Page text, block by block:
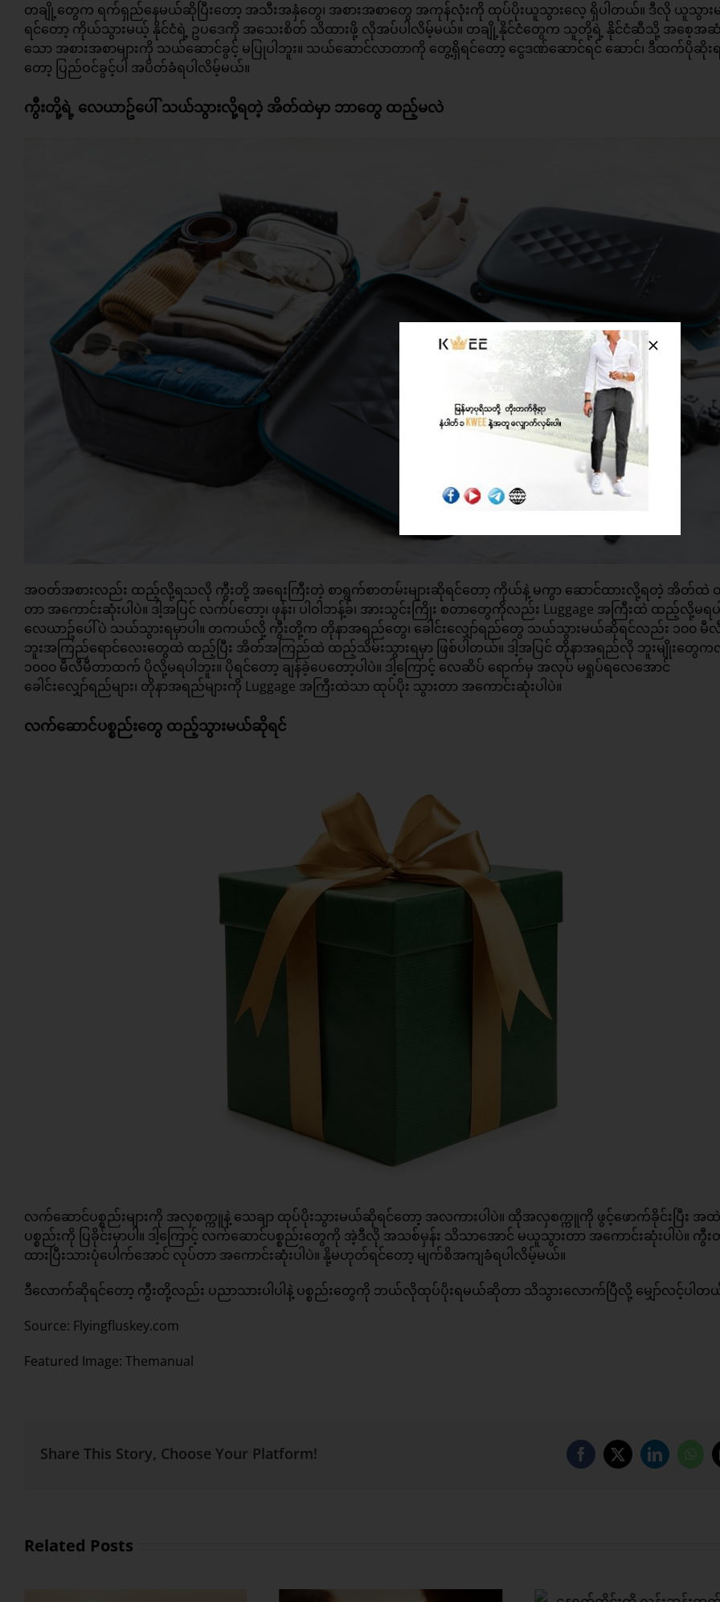
တချို့တွေက ရက်ရှည်နေမယ်ဆိုပြီးတော့ အသီးအနှံတွေ၊ အစားအစာတွေ အကုန်လုံးကို ထုပ်ပိုးယူသွားလေ့ ရှိပါတယ်။ ဒီလို ယူသွာ
ရင်တော့ ကိုယ်သွားမယ့် နိုင်ငံရဲ့ ဥပဒေကို အသေးစိတ် သိထားဖို့ လိုအပ်ပါလိမ့်မယ်။​ တချို့နိုင်ငံတွေက သူတို့ရဲ့ နိုင်ငံဆီသို့ အစေ့အဆံ
သော အစားအစာများကို သယ်ဆောင်ခွင့် မပြုပါဘူး။ သယ်ဆောင်လာတာကို တွေ့ရှိရင်တော့ ငွေဒဏ်ဆောင်ရင် ဆောင်၊ ဒီထက်ပိုဆိုး
တော့ ပြည်ဝင်ခွင့်ပါ အပိတ်ခံရပါလိမ့်မယ်။
ကွီးတို့ရဲ့ လေယာဥ်ပေါ် သယ်သွားလို့ရတဲ့ အိတ်ထဲမှာ ဘာတွေ ထည့်မလဲ
အဝတ်အစားလည်း ထည့်လို့ရသလို ကွီးတို့ အရေးကြီးတဲ့ စာရွက်စာတမ်းများဆိုရင်တော့ ကိုယ်နဲ့ မကွာ ဆောင်ထားလို့ရတဲ့ အိတ်ထဲ
တာ အကောင်းဆုံးပါပဲ။ ဒါ့အပြင် လက်ပ်တော့၊ ဖုန်း၊ ပါဝါဘန့်ခ်၊ အားသွင်းကြိုး စတာတွေကိုလည်း Luggage အကြီးထဲ ထည့်လို့မရပ
လေယာဥ်ပေါ်ပဲ သယ်သွားရမှာပါ။ တကယ်လို့ ကွီးတို့က တိုနာအရည်တွေ၊ ခေါင်းလျှော်ရည်တွေ သယ်သွားမယ်ဆိုရင်လည်း ၁၀၀ မီ
ဘူးအကြည်ရောင်လေးတွေထဲ ထည့်ပြီး အိတ်အကြည်ထဲ ထည့်သိမ်းသွားရမှာ ဖြစ်ပါတယ်။ ဒါ့အပြင် တိုနာအရည်လို ဘူးမျိုးတွေ
၁၀၀၀ မီလီမီတာထက် ပိုလို့မရပါဘူး။ ပိုရင်တော့ ချန်ခဲ့ပေတော့ပါပဲ။ ဒါ့ကြောင့် လေဆိပ် ရောက်မှ အလုပ် မရှုပ်ရလေအောင်
ခေါင်းလျှော်ရည်များ၊ တိုနာအရည်များကို Luggage အကြီးထဲသာ ထုပ်ပိုး သွားတာ အကောင်းဆုံးပါပဲ။
လက်ဆောင်ပစ္စည်းတွေ ထည့်သွားမယ်ဆိုရင်
လက်ဆောင်ပစ္စည်းများကို အလှစက္ကူနဲ့ သေချာ ထုပ်ပိုးသွားမယ်ဆိုရင်တော့ အလကားပါပဲ။ ထိုအလှစက္ကူကို ဖွင့်ဖောက်ခိုင်းပြီး အ
ပစ္စည်းကို ပြခိုင်းမှာပါ။ ဒါ့ကြောင့် လက်ဆောင်ပစ္စည်းတွေကို အဲ့ဒီလို အသစ်မှန်း သိသာအောင် မယူသွားတာ အကောင်းဆုံးပါပဲ။ ကွီ
ထားပြီးသားပုံပေါက်အောင် လုပ်တာ အကောင်းဆုံးပါပဲ။ နို့မဟုတ်ရင်တော့ မျက်စိအကျခံရပါလိမ့်မယ်။
ဒီလောက်ဆိုရင်တော့ ကွီးတို့လည်း ပညာသားပါပါနဲ့ ပစ္စည်းတွေကို ဘယ်လိုထုပ်ပိုးရမယ်ဆိုတာ သိသွားလောက်ပြီလို့ မျှော်လင့်ပါတ
Source: Flyingfluskey.com
Featured Image: Themanual
Share This Story, Choose Your Platform! Facebook
X LinkedIn
Related Posts